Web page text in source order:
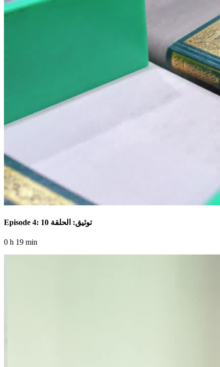
Episode 4: توثيق: الحلقة 10
0 h 19 min